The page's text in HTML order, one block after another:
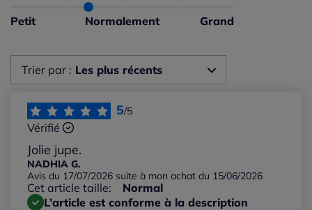
Petit Normalement Grand
Taille normalement : 67%
Taille petit : 33%
Taille grand : 0%
Trier par : Les plus récents
Les plus récents
Les plus anciens
Notes les plus élevées
5/5
Vérifié
Jolie jupe.
NADHIA G.
Avis du 17/07/2026 suite à mon achat du 15/06/2026
Cet article taille:
Normal
L’article est conforme à la description